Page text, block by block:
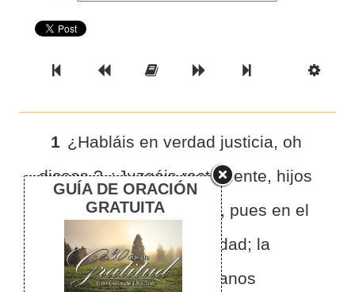
Previous BookPrevious Chapter
Read the Full Chapter
Next Chapter
Next Book
1 ¿Habláis en verdad justicia, oh
dioses ? ¿Juzgáis rectamente, hijos
de los hombres?
No, pues en el
corazón cometéis iniquidad; la
violencia de vuestras manos